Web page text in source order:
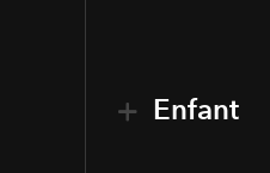
Enfant